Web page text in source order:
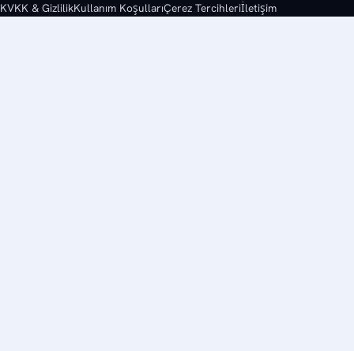
KVKK & GizlilikKullanım KoşullarıÇerez Tercihleriİletişim